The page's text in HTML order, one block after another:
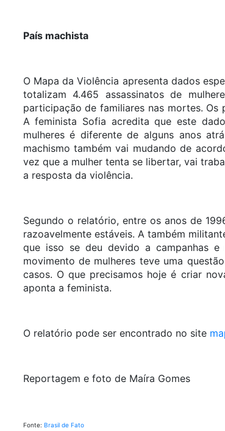
País machista
O Mapa da Violência apresenta dados
totalizam 4.465 assassinatos de
participação de familiares nas mortes. Os
A feminista Sofia acredita que este
mulheres é diferente de alguns anos
machismo também vai mudando de
vez que a mulher tenta se libertar, vai
a resposta da violência.
Segundo o relatório, entre os anos de
razoavelmente estáveis. A também
que isso se deu devido a campanhas e
movimento de mulheres teve uma
casos. O que precisamos hoje é criar
aponta a feminista.
O relatório pode ser encontrado no site
Reportagem e foto de Maíra Gomes
Fonte: Brasil de Fato